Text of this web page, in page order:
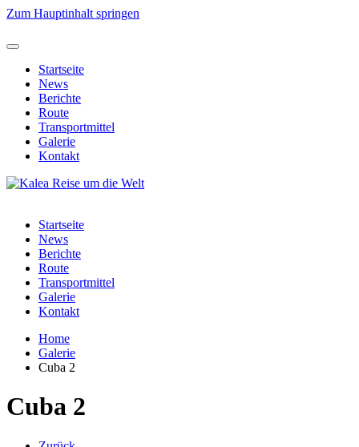
Zum Hauptinhalt springen
Startseite
News
Berichte
Route
Transportmittel
Galerie
Kontakt
Startseite
News
Berichte
Route
Transportmittel
Galerie
Kontakt
Home
Galerie
Cuba 2
Cuba 2